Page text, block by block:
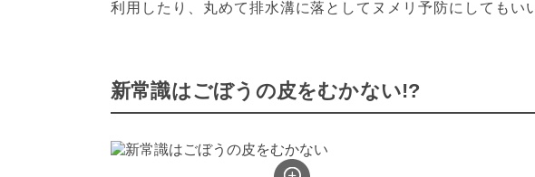
利用したり、丸めて排水溝に落としてヌメリ予防にしてもい
新常識はごぼうの皮をむかない!?